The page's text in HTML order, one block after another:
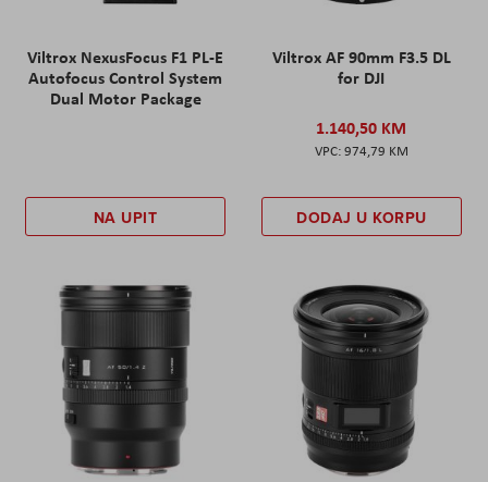
Viltrox NexusFocus F1 PL-E
Autofocus Control System
Dual Motor Package
NA UPIT
Viltrox AF 90mm F3.5 DL
for DJI
1.140,50 KM
974,79 KM
DODAJ U KORPU